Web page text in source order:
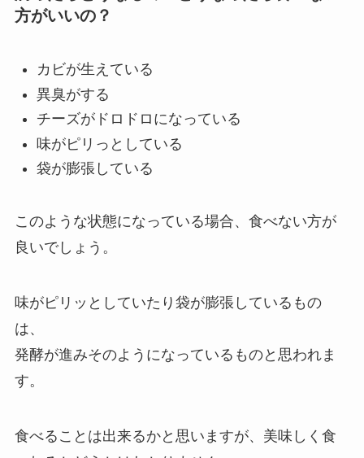
方がいいの？
カビが生えている
異臭がする
チーズがドロドロになっている
味がピリっとしている
袋が膨張している
このような状態になっている場合、食べない方が
良いでしょう。
味がピリッとしていたり袋が膨張しているもの
は、
発酵が進みそのようになっているものと思われま
す。
食べることは出来るかと思いますが、美味しく食